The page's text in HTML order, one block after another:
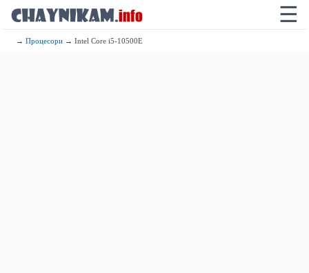
☰
→Процесори → Intel Core i5-10500E